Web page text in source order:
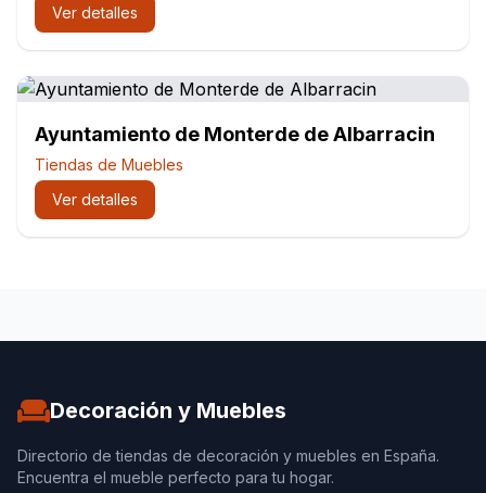
Ver detalles
Ayuntamiento de Monterde de Albarracin
Tiendas de Muebles
Ver detalles
Decoración y Muebles
Directorio de tiendas de decoración y muebles en España.
Encuentra el mueble perfecto para tu hogar.